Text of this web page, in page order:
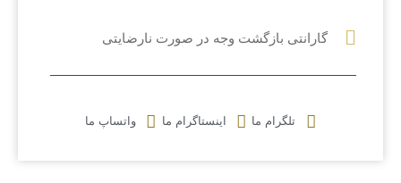
گارانتی بازگشت وجه در صورت نارضایتی
تلگرام ما اینستاگرام ما واتساپ ما